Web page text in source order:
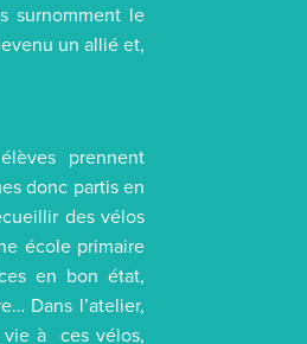
surnomment le
un allié et,
prennent
donc partis en
des vélos
école primaire
en bon état,
Dans l’atelier,
vie à ces vélos,